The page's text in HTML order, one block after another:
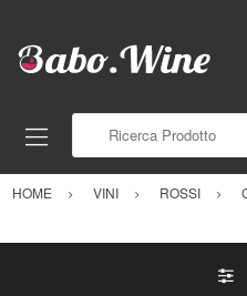
HOME VINI ROSSI